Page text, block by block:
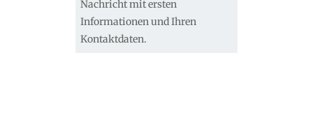
Nachricht mit ersten
Informationen und Ihren
Kontaktdaten.